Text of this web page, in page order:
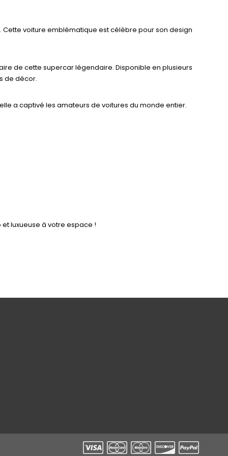
voiture emblématique est célèbre pour son design
de cette supercar légendaire. Disponible en plusieurs
de décor.
a captivé les amateurs de voitures du monde entier.
luxueuse à votre espace !